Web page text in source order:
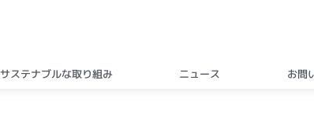
サステナブルな取り組み ニュース お問